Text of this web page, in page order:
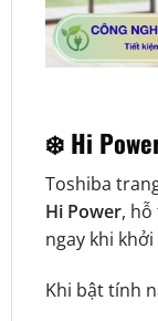
❄️ Hi
Toshiba
Hi Power, hỗ
ngay khi
Khi bật tính